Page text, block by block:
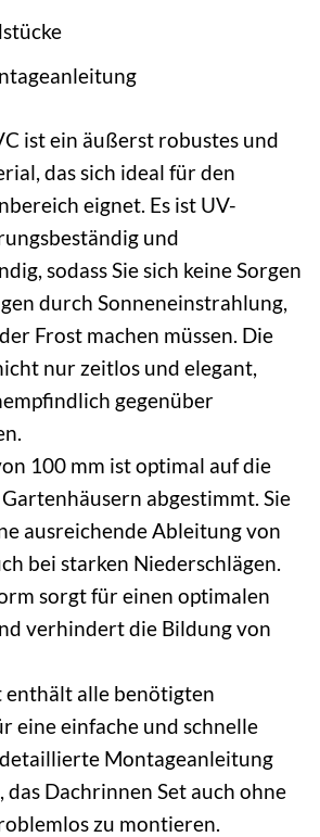
ist ein äußerst robustes und
das sich ideal für den
eignet. Es ist UV-
und
sodass Sie sich keine Sorgen
durch Sonneneinstrahlung,
Frost machen müssen. Die
nur zeitlos und elegant,
gegenüber
100 mm ist optimal auf die
abgestimmt. Sie
ausreichende Ableitung von
bei starken Niederschlägen.
sorgt für einen optimalen
verhindert die Bildung von
enthält alle benötigten
eine einfache und schnelle
Montageanleitung
Dachrinnen Set auch ohne
zu montieren.